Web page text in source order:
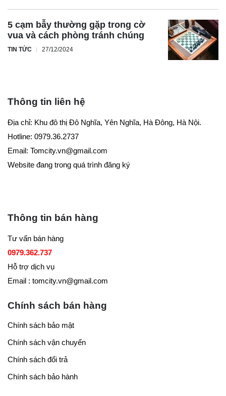
5 cạm bẫy thường gặp trong cờ
vua và cách phòng tránh chúng
TIN TỨC 27/12/2024
Thông tin liên hệ
Địa chỉ: Khu đô thị Đô Nghĩa, Yên Nghĩa, Hà Đông, Hà Nội.
Hotline: 0979.36.2737
Email: Tomcity.vn@gmail.com
Website đang trong quá trình đăng ký
Thông tin bán hàng
Tư vấn bán hàng
0979.362.737
Hỗ trợ dịch vụ
Email : tomcity.vn@gmail.com
Chính sách bán hàng
Chính sách bảo mật
Chính sách vận chuyển
Chính sách đổi trả
Chính sách bảo hành